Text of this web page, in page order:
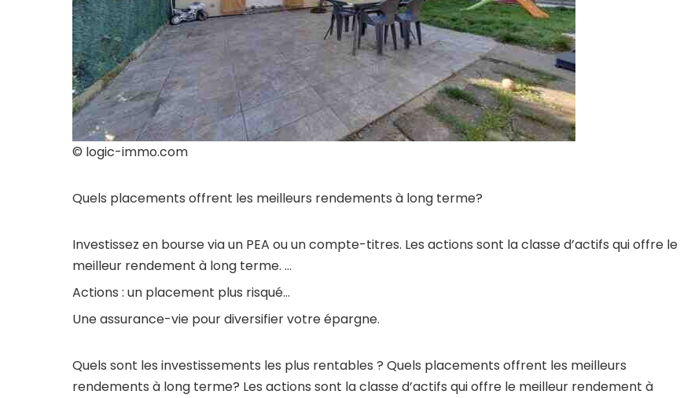
© logic-immo.com
Quels placements offrent les meilleurs rendements à long terme?
Investissez en bourse via un PEA ou un compte-titres. Les actions sont la classe d’actifs qui offre le
meilleur rendement à long terme. …
Actions : un placement plus risqué…
Une assurance-vie pour diversifier votre épargne.
Quels sont les investissements les plus rentables ? Quels placements offrent les meilleurs
rendements à long terme? Les actions sont la classe d’actifs qui offre le meilleur rendement à